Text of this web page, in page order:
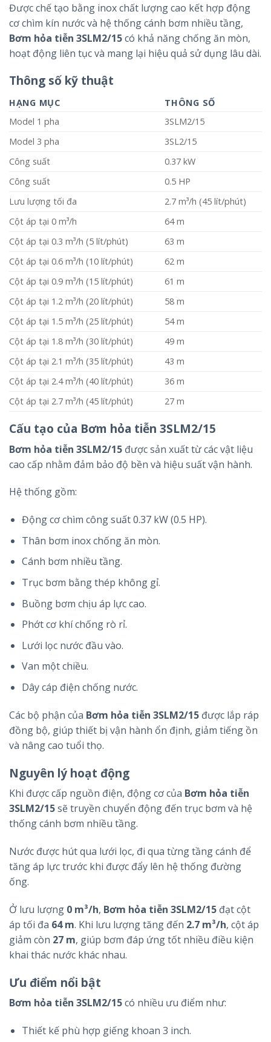
Được chế tạo bằng inox chất lượng cao kết hợp động
cơ chìm kín nước và hệ thống cánh bơm nhiều tầng,
Bơm hỏa tiễn 3SLM2/15có khả năng chống ăn mòn,
hoạt động liên tục và mang lại hiệu quả sử dụng lâu dài.
Thông số kỹ thuật
HẠNG MỤC
THÔNG SỐ
Model 1 pha
3SLM2/15
Model 3 pha
3SL2/15
Công suất
0.37 kW
Công suất
0.5 HP
Lưu lượng tối đa
2.7 m³/h (45 lít/phút)
Cột áp tại 0 m³/h
64 m
Cột áp tại 0.3 m³/h (5 lít/phút)
63 m
Cột áp tại 0.6 m³/h (10 lít/phút)
62 m
Cột áp tại 0.9 m³/h (15 lít/phút)
61 m
Cột áp tại 1.2 m³/h (20 lít/phút)
58 m
Cột áp tại 1.5 m³/h (25 lít/phút)
54 m
Cột áp tại 1.8 m³/h (30 lít/phút)
49 m
Cột áp tại 2.1 m³/h (35 lít/phút)
43 m
Cột áp tại 2.4 m³/h (40 lít/phút)
36 m
Cột áp tại 2.7 m³/h (45 lít/phút)
27 m
Cấu tạo của Bơm hỏa tiễn 3SLM2/15
Bơm hỏa tiễn 3SLM2/15 được sản xuất từ các vật liệu
cao cấp nhằm đảm bảo độ bền và hiệu suất vận hành.
Hệ thống gồm:
Động cơ chìm công suất 0.37 kW (0.5 HP).
Thân bơm inox chống ăn mòn.
Cánh bơm nhiều tầng.
Trục bơm bằng thép không gỉ.
Buồng bơm chịu áp lực cao.
Phớt cơ khí chống rò rỉ.
Lưới lọc nước đầu vào.
Van một chiều.
Dây cáp điện chống nước.
Các bộ phận của Bơm hỏa tiễn 3SLM2/15 được lắp ráp
đồng bộ, giúp thiết bị vận hành ổn định, giảm tiếng ồn
và nâng cao tuổi thọ.
Nguyên lý hoạt động
Khi được cấp nguồn điện, động cơ của Bơm hỏa tiễn
3SLM2/15sẽ truyền chuyển động đến trục bơm và hệ
thống cánh bơm nhiều tầng.
Nước được hút qua lưới lọc, đi qua từng tầng cánh để
tăng áp lực trước khi được đẩy lên hệ thống đường
ống.
Ở lưu lượng 0 m³/h, Bơm hỏa tiễn 3SLM2/15 đạt cột
áp tối đa 64 m. Khi lưu lượng tăng đến 2.7 m³/h, cột áp
giảm còn 27 m, giúp bơm đáp ứng tốt nhiều điều kiện
khai thác nước khác nhau.
Ưu điểm nổi bật
Bơm hỏa tiễn 3SLM2/15có nhiều ưu điểm như:
Thiết kế phù hợp giếng khoan 3 inch.